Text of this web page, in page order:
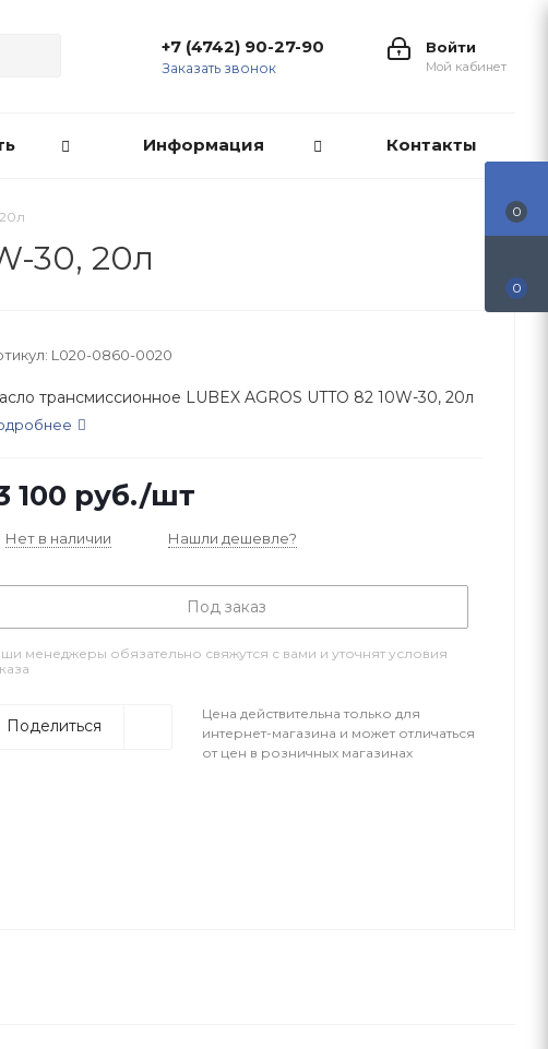
Войти
Мой кабинет
+7 (4742) 90-27-90
Заказать звонок
Информация Контакты
30, 20л
L020-0860-0020
трансмиссионное LUBEX AGROS UTTO 82 10W-30, 20л
100 руб./шт
Нет в наличии Нашли дешевле?
Под заказ
менеджеры обязательно свяжутся с вами и уточнят условия
Поделиться
Цена действительна только для
интернет-магазина и может отличаться
от цен в розничных магазинах
0
0